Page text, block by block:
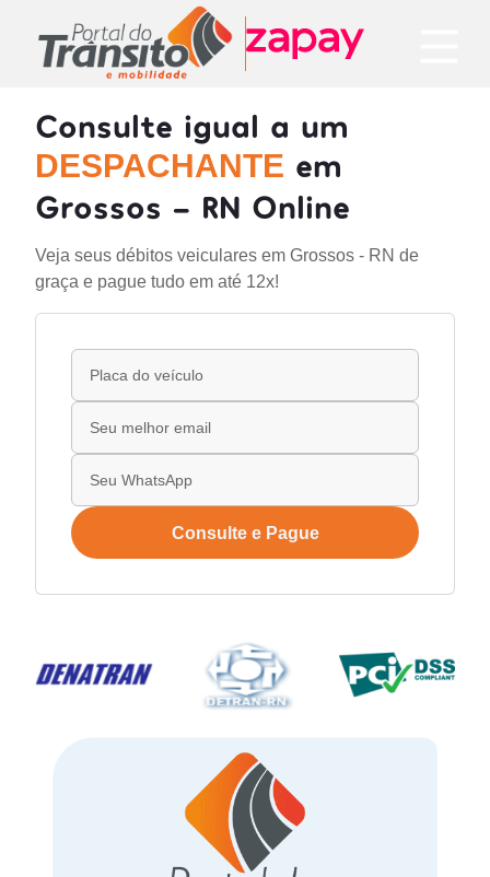
Consulte igual a um
DESPACHANTE em
Grossos - RN Online
Veja seus débitos veiculares em Grossos - RN de
graça e pague tudo em até 12x!
Consulte e Pague